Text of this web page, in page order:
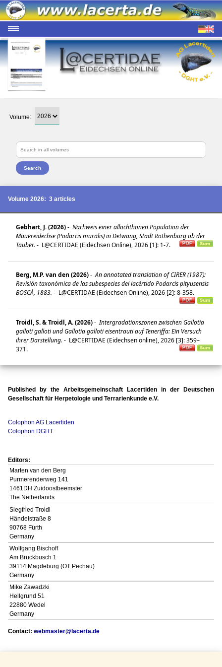
Volume:
Search
Volume 2026: 3 articles
Gebhart, J. (2026)- Nachweis einer allochthonen Population der
Mauereidechse (Podarcis muralis) in Detwang, Stadt Rothenburg ob der
Tauber. - L@CERTIDAE (Eidechsen Online), 2026 [1]: 1-7.
Berg, M.P. van den (2026)- An annotated translation of CIRER (1987):
Revisión taxonómica de las subespecies del lacértido Podarcis pityusensis
BOSCÁ, 1883. - L@CERTIDAE (Eidechsen Online), 2026 [2]: 8-358.
Troidl, S. & Troidl, A. (2026)- Intergradationszonen zwischenGallotia
galloti gallotiundGallotia galloti eisentrautiauf Teneriffa: Ein Versuch
ihrer Darstellung. - L@CERTIDAE (Eidechsen online), 2026 [3]: 359–
371.
Published by the Arbeitsgemeinschaft Lacertiden in der Deutschen
Gesellschaft für Herpetologie und Terrarienkunde e.V.
Colophon AG Lacertiden
Colophon DGHT
Editors:
Marten van den Berg
Purmerenderweg 141
1461DH Zuidoostbeemster
The Netherlands
Siegfried Troidl
Händelstraße 8
90768 Fürth
Germany
Wolfgang Bischoff
Am Brückbusch 1
39114 Magdeburg (OT Pechau)
Germany
Mike Zawadzki
Hellgrund 51
22880 Wedel
Germany
Contact: webmaster@lacerta.de